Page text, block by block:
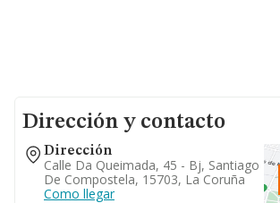
Dirección y contacto
Dirección
Calle Da Queimada, 45 - Bj, Santiago
De Compostela, 15703, La Coruña
Como llegar